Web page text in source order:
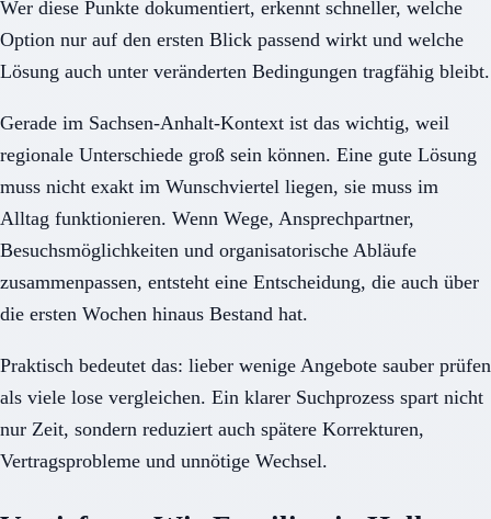
Wer diese Punkte dokumentiert, erkennt schneller, welche
Option nur auf den ersten Blick passend wirkt und welche
Lösung auch unter veränderten Bedingungen tragfähig bleibt.
Gerade im Sachsen-Anhalt-Kontext ist das wichtig, weil
regionale Unterschiede groß sein können. Eine gute Lösung
muss nicht exakt im Wunschviertel liegen, sie muss im
Alltag funktionieren. Wenn Wege, Ansprechpartner,
Besuchsmöglichkeiten und organisatorische Abläufe
zusammenpassen, entsteht eine Entscheidung, die auch über
die ersten Wochen hinaus Bestand hat.
Praktisch bedeutet das: lieber wenige Angebote sauber prüfen
als viele lose vergleichen. Ein klarer Suchprozess spart nicht
nur Zeit, sondern reduziert auch spätere Korrekturen,
Vertragsprobleme und unnötige Wechsel.